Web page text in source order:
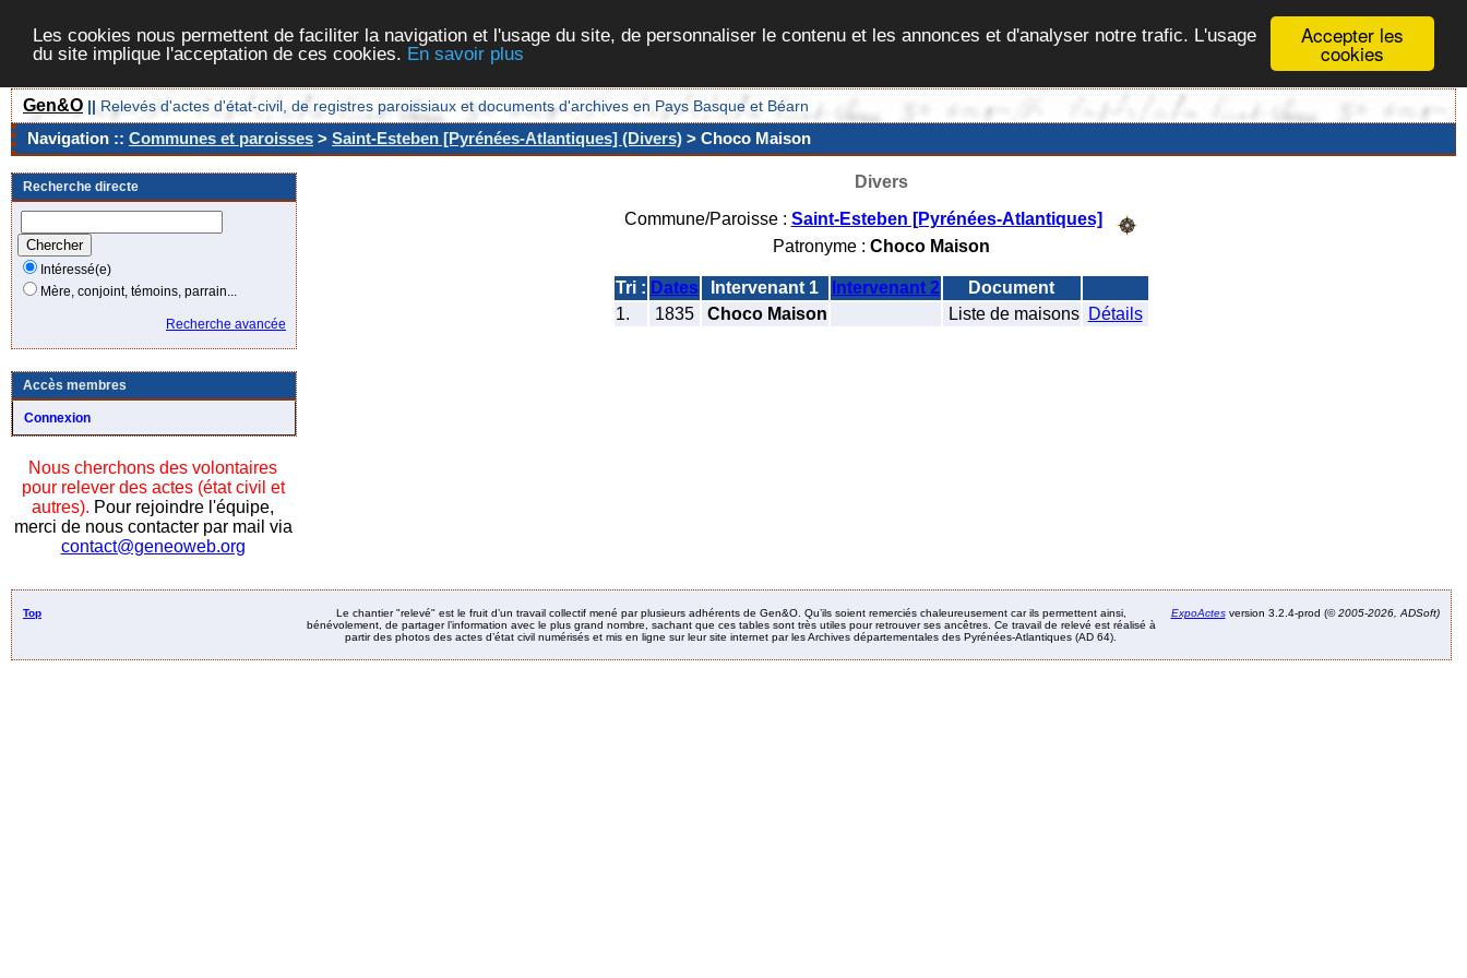
Accepter les
cookies
Les cookies nous permettent de faciliter la navigation et l'usage du site, de personnaliser le contenu et les annonces et d'analyser notre trafic. L'usage
du site implique l'acceptation de ces cookies. En savoir plus
Gen&O || Relevés d'actes d'état-civil, de registres paroissiaux et documents d'archives en Pays Basque et Béarn
Navigation :: Communes et paroisses > Saint-Esteben [Pyrénées-Atlantiques] (Divers) > Choco Maison
Recherche directe
Intéressé(e)
Mère, conjoint, témoins, parrain...
Recherche avancée
Accès membres
Connexion
Nous cherchons des volontaires
pour relever des actes (état civil et
autres). Pour rejoindre l'équipe,
merci de nous contacter par mail via
contact@geneoweb.org
Divers
Commune/Paroisse : Saint-Esteben [Pyrénées-Atlantiques]
Patronyme : Choco Maison
Tri : Dates Intervenant 1 Intervenant 2
Document
1.
1835 Choco Maison Liste de maisons Détails
Top
Le chantier "relevé" est le fruit d’un travail collectif mené par plusieurs adhérents de Gen&O. Qu’ils soient remerciés chaleureusement car ils permettent ainsi,
bénévolement, de partager l’information avec le plus grand nombre, sachant que ces tables sont très utiles pour retrouver ses ancêtres. Ce travail de relevé est réalisé à
partir des photos des actes d’état civil numérisés et mis en ligne sur leur site internet par les Archives départementales des Pyrénées-Atlantiques (AD 64).
ExpoActesversion 3.2.4-prod (©2005-2026, ADSoft)